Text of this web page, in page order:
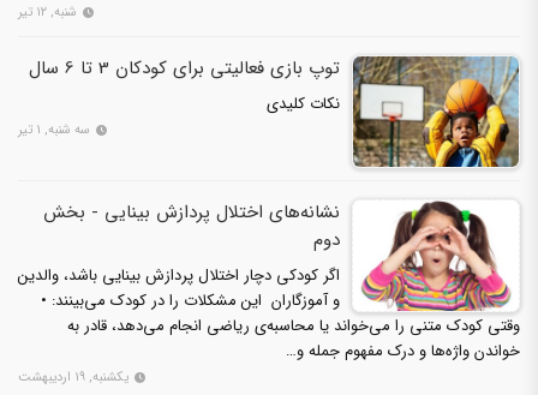
شنبه, ۱۲ تیر
توپ بازی فعالیتی برای کودکان 3 تا 6 سال
نکات کلیدی
سه شنبه, ۱ تیر
نشانه‌های اختلال پردازش بینایی - بخش
دوم
اگر کودکی دچار اختلال پردازش بینایی باشد، والدین
و آموزگاران این مشکلات را در کودک می‌بینند: •
وقتی کودک متنی را می‌خواند یا محاسبه‌ی ریاضی انجام می‌دهد، قادر به
خواندن واژه‌ها و درک مفهوم جمله و…
یکشنبه, ۱۹ اردیبهشت